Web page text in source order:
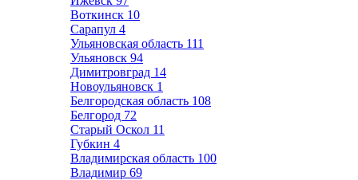
Воткинск 10
Сарапул 4
Ульяновская область 111
Ульяновск 94
Димитровград 14
Новоульяновск 1
Белгородская область 108
Белгород 72
Старый Оскол 11
Губкин 4
Владимирская область 100
Владимир 69